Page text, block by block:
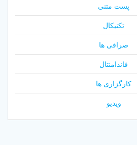
پست متنی
تکنیکال
صرافی ها
فاندامنتال
کارگزاری ها
ویدیو